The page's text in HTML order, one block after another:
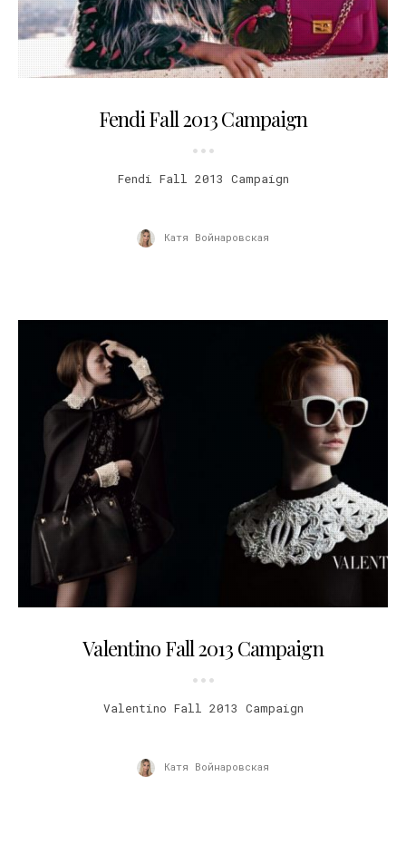
Fendi Fall 2013 Campaign
Fendi Fall 2013 Campaign
Катя Войнаровская
Valentino Fall 2013 Campaign
Valentino Fall 2013 Campaign
Катя Войнаровская